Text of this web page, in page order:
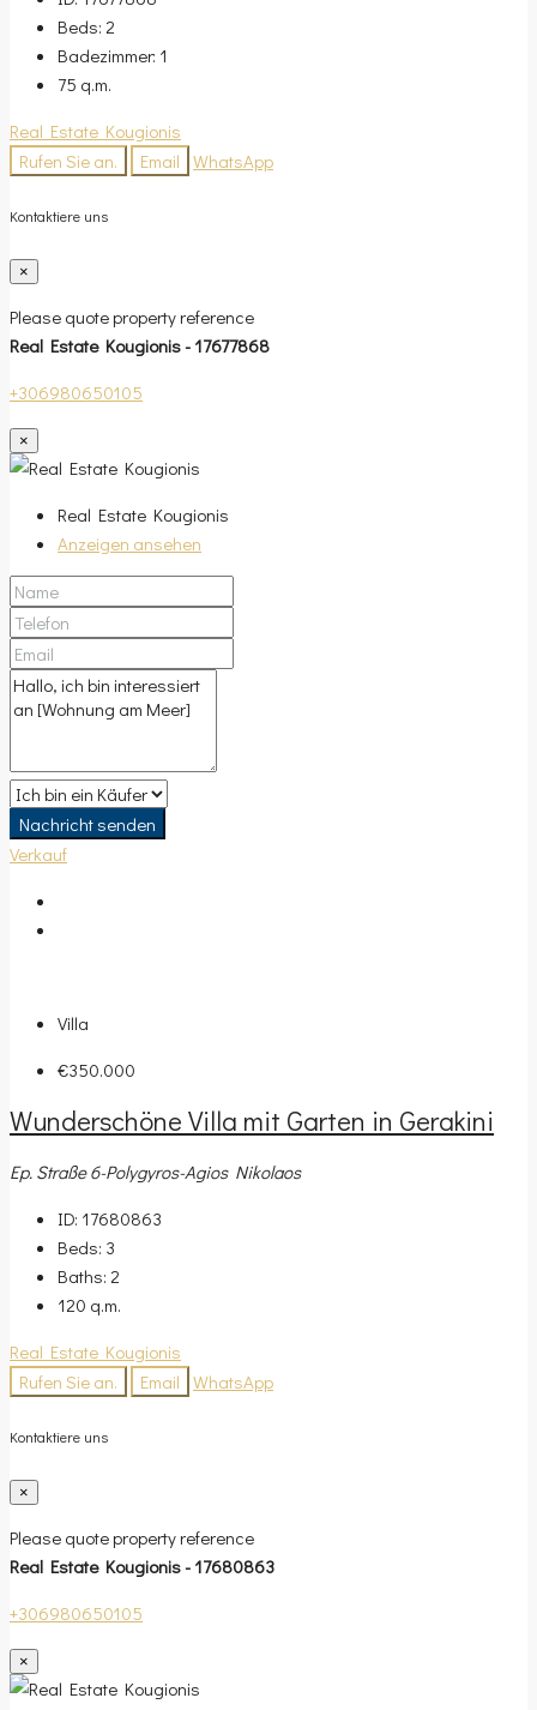
Beds: 2
Badezimmer: 1
75 q.m.
Real Estate Kougionis
Rufen Sie an.
Email WhatsApp
Kontaktiere uns
×
Please quote property reference
Real Estate Kougionis - 17677868
+306980650105
×
Real Estate Kougionis
Anzeigen ansehen
Nachricht senden
Verkauf
Villa
€350.000
Wunderschöne Villa mit Garten in Gerakini
Ep. Straße 6-Polygyros-Agios Nikolaos
ID: 17680863
Beds: 3
Baths: 2
120 q.m.
Real Estate Kougionis
Rufen Sie an.
Email WhatsApp
Kontaktiere uns
×
Please quote property reference
Real Estate Kougionis - 17680863
+306980650105
×